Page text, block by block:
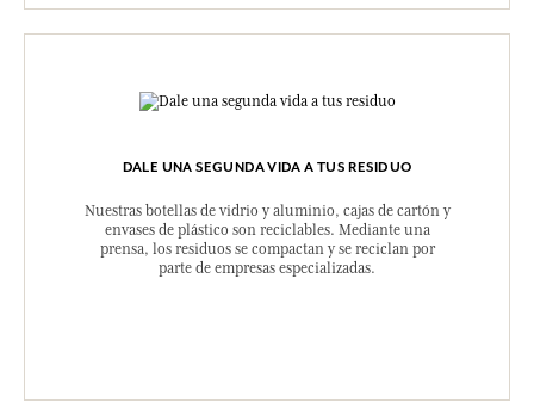
DALE UNA SEGUNDA VIDA A TUS RESIDUO
Nuestras botellas de vidrio y aluminio, cajas de cartón y
envases de plástico son reciclables. Mediante una
prensa, los residuos se compactan y se reciclan por
parte de empresas especializadas.